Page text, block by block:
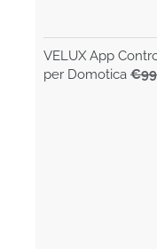
VELUX App
per Domotica €